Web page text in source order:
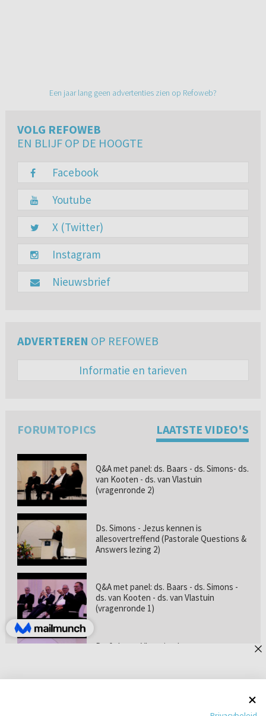
Een jaar lang geen advertenties zien op Refoweb?
VOLG REFOWEB
EN BLIJF OP DE HOOGTE
Facebook
Youtube
X (Twitter)
Instagram
Nieuwsbrief
ADVERTEREN OP REFOWEB
Informatie en tarieven
FORUMTOPICS LAATSTE VIDEO'S
Q&A met panel: ds. Baars - ds. Simons- ds.
van Kooten - ds. van Vlastuin
(vragenronde 2)
Ds. Simons - Jezus kennen is
allesovertreffend (Pastorale Questions &
Answers lezing 2)
Q&A met panel: ds. Baars - ds. Simons -
ds. van Kooten - ds. van Vlastuin
(vragenronde 1)
Prof. dr. van Vlastuin - Is